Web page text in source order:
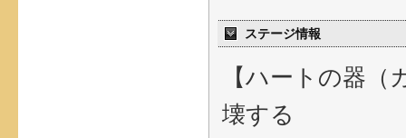
ステージ情報
【ハートの器
壊する